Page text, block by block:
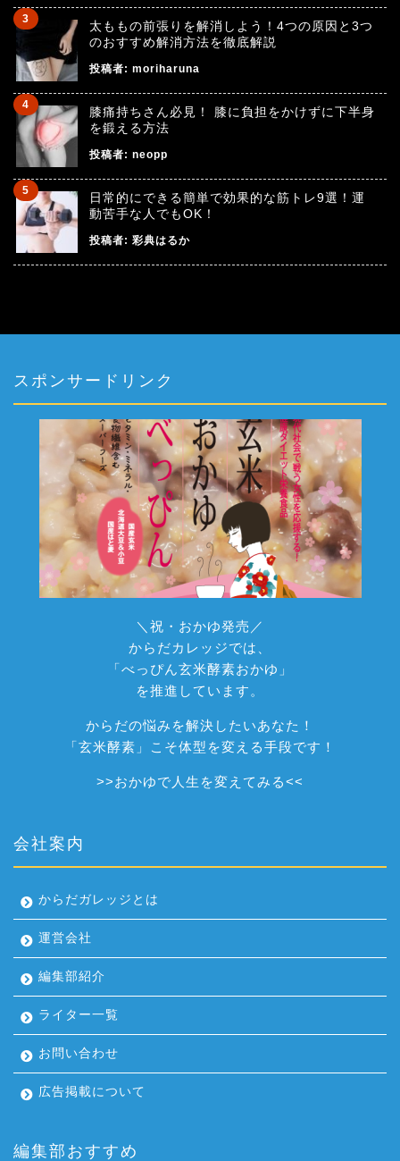
太ももの前張りを解消しよう！4つの原因と3つ
のおすすめ解消方法を徹底解説
投稿者: moriharuna
膝痛持ちさん必見！ 膝に負担をかけずに下半身
を鍛える方法
投稿者: neopp
日常的にできる簡単で効果的な筋トレ9選！運
動苦手な人でもOK！
投稿者: 彩典はるか
スポンサードリンク
＼祝・おかゆ発売／
からだカレッジでは、
「べっぴん玄米酵素おかゆ」
を推進しています。
からだの悩みを解決したいあなた！
「玄米酵素」こそ体型を変える手段です！
>>おかゆで人生を変えてみる<<
会社案内
からだガレッジとは
運営会社
編集部紹介
ライター一覧
お問い合わせ
広告掲載について
編集部おすすめ